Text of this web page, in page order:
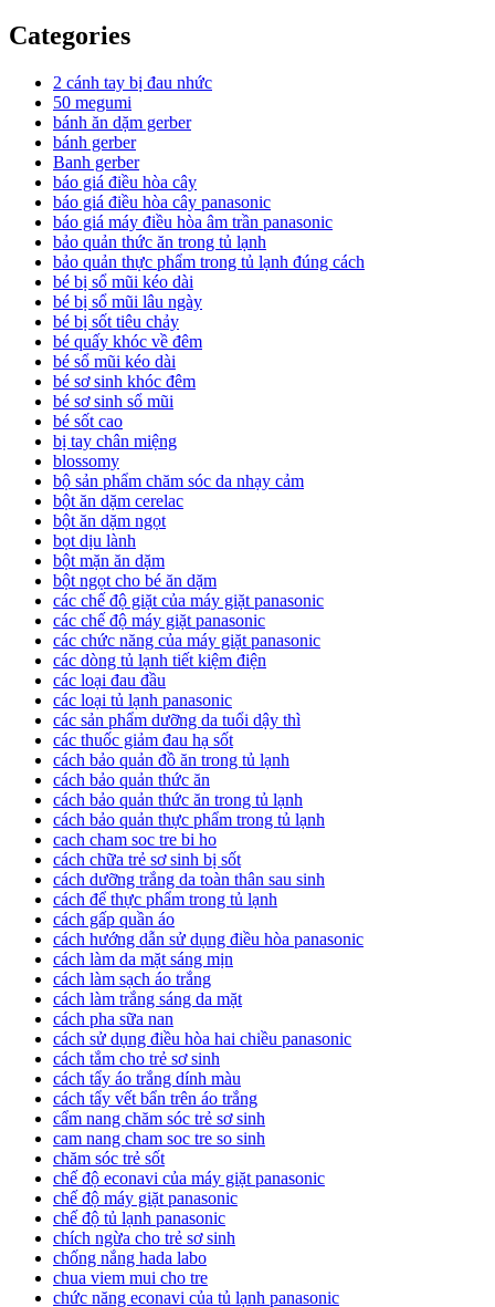
Categories
2 cánh tay bị đau nhức
50 megumi
bánh ăn dặm gerber
bánh gerber
Banh gerber
báo giá điều hòa cây
báo giá điều hòa cây panasonic
báo giá máy điều hòa âm trần panasonic
bảo quản thức ăn trong tủ lạnh
bảo quản thực phẩm trong tủ lạnh đúng cách
bé bị sổ mũi kéo dài
bé bị sổ mũi lâu ngày
bé bị sốt tiêu chảy
bé quấy khóc về đêm
bé sổ mũi kéo dài
bé sơ sinh khóc đêm
bé sơ sinh sổ mũi
bé sốt cao
bị tay chân miệng
blossomy
bộ sản phẩm chăm sóc da nhạy cảm
bột ăn dặm cerelac
bột ăn dặm ngọt
bọt dịu lành
bột mặn ăn dặm
bột ngọt cho bé ăn dặm
các chế độ giặt của máy giặt panasonic
các chế độ máy giặt panasonic
các chức năng của máy giặt panasonic
các dòng tủ lạnh tiết kiệm điện
các loại đau đầu
các loại tủ lạnh panasonic
các sản phẩm dưỡng da tuổi dậy thì
các thuốc giảm đau hạ sốt
cách bảo quản đồ ăn trong tủ lạnh
cách bảo quản thức ăn
cách bảo quản thức ăn trong tủ lạnh
cách bảo quản thực phẩm trong tủ lạnh
cach cham soc tre bi ho
cách chữa trẻ sơ sinh bị sốt
cách dưỡng trắng da toàn thân sau sinh
cách để thực phẩm trong tủ lạnh
cách gấp quần áo
cách hướng dẫn sử dụng điều hòa panasonic
cách làm da mặt sáng mịn
cách làm sạch áo trắng
cách làm trắng sáng da mặt
cách pha sữa nan
cách sử dụng điều hòa hai chiều panasonic
cách tắm cho trẻ sơ sinh
cách tẩy áo trắng dính màu
cách tẩy vết bẩn trên áo trắng
cẩm nang chăm sóc trẻ sơ sinh
cam nang cham soc tre so sinh
chăm sóc trẻ sốt
chế độ econavi của máy giặt panasonic
chế độ máy giặt panasonic
chế độ tủ lạnh panasonic
chích ngừa cho trẻ sơ sinh
chống nắng hada labo
chua viem mui cho tre
chức năng econavi của tủ lạnh panasonic